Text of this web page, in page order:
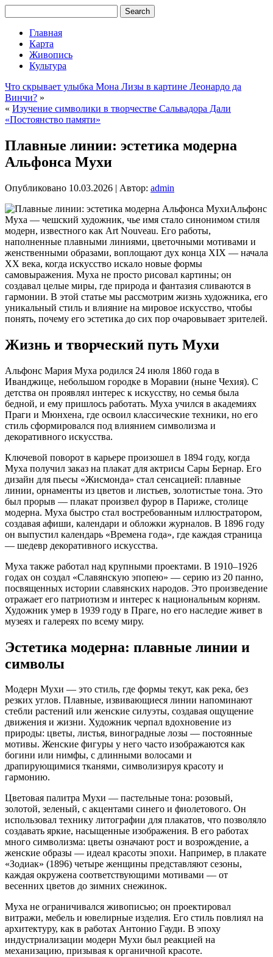
Главная
Карта
Живопись
Культура
Что скрывает улыбка Мона Лизы в картине Леонардо да
Винчи? »
« Изучение символики в творчестве Сальвадора Дали
«Постоянство памяти»
Плавные линии: эстетика модерна
Альфонса Мухи
Опубликовано 10.03.2026 | Автор: admin
Альфонс
Муха — чешский художник, чье имя стало синонимом стиля
модерн, известного как Art Nouveau. Его работы,
наполненные плавными линиями, цветочными мотивами и
женственными образами, воплощают дух конца XIX — начала
XX века, когда искусство искало новые формы
самовыражения. Муха не просто рисовал картины; он
создавал целые миры, где природа и фантазия сливаются в
гармонии. В этой статье мы рассмотрим жизнь художника, его
уникальный стиль и влияние на мировое искусство, чтобы
понять, почему его эстетика до сих пор очаровывает зрителей.
Жизнь и творческий путь Мухи
Альфонс Мария Муха родился 24 июля 1860 года в
Иванджице, небольшом городке в Моравии (ныне Чехия). С
детства он проявлял интерес к искусству, но семья была
бедной, и ему пришлось работать. Муха учился в академиях
Праги и Мюнхена, где освоил классические техники, но его
стиль сформировался под влиянием символизма и
декоративного искусства.
Ключевой поворот в карьере произошел в 1894 году, когда
Муха получил заказ на плакат для актрисы Сары Бернар. Его
дизайн для пьесы «Жисмонда» стал сенсацией: плавные
линии, орнаменты из цветов и листьев, золотистые тона. Это
был прорыв — плакат произвел фурор в Париже, столице
модерна. Муха быстро стал востребованным иллюстратором,
создавая афиши, календари и обложки журналов. В 1896 году
он выпустил календарь «Времена года», где каждая страница
— шедевр декоративного искусства.
Муха также работал над крупными проектами. В 1910–1926
годах он создал «Славянскую эпопею» — серию из 20 панно,
посвященных истории славянских народов. Это произведение
отражает его патриотизм и интерес к национальным корням.
Художник умер в 1939 году в Праге, но его наследие живет в
музеях и галереях по всему миру.
Эстетика модерна: плавные линии и
символы
Модерн Мухи — это стиль, где формы текут, как река, без
резких углов. Плавные, извивающиеся линии напоминают
стебли растений или женские силуэты, создавая ощущение
движения и жизни. Художник черпал вдохновение из
природы: цветы, листья, виноградные лозы — постоянные
мотивы. Женские фигуры у него часто изображаются как
богини или нимфы, с длинными волосами и
драпирующимися тканями, символизируя красоту и
гармонию.
Цветовая палитра Мухи — пастельные тона: розовый,
золотой, зеленый, с акцентами синего и фиолетового. Он
использовал технику литографии для плакатов, что позволяло
создавать яркие, насыщенные изображения. В его работах
много символизма: цветы означают рост и возрождение, а
женские образы — идеал красоты эпохи. Например, в плакате
«Зодиак» (1896) четыре женщины представляют сезоны,
каждая окружена соответствующими мотивами — от
весенних цветов до зимних снежинок.
Муха не ограничивался живописью; он проектировал
витражи, мебель и ювелирные изделия. Его стиль повлиял на
архитектуру, как в работах Антонио Гауди. В эпоху
индустриализации модерн Мухи был реакцией на
механизацию, призывая к органичной красоте.